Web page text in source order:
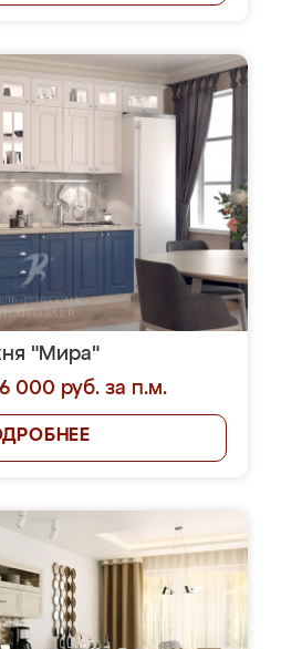
"Мира"
000 руб. за п.м.